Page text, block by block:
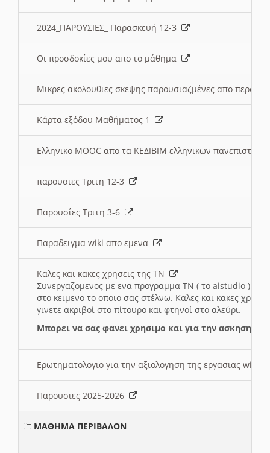
2024_ΠΑΡΟΥΣΙΕΣ_ Παρασκευή 12-3
Οι προσδοκίες μου απο το μάθημα
Μικρες ακολουθιες σκεψης παρουσιαζμένες απο
Κάρτα εξόδου Μαθήματος 1
Ελληνικο MOOC απο τα ΚΕΔΙΒΙΜ ελληνικων
παρουσιες Τριτη 12-3
Παρουσίες Τριτη 3-6
Παραδειγμα wiki απο εμενα
Καλες και κακες χρησεις της ΤΝ
Συνεργαζομενος με ενα προγραμμα ΤΝ ( το aistudio ) και
στο κειμενο το οποιο σας στέλνω. Καλες και κακες
γινετε ακριβοί στο πίτουρο και φτηνοί στο αλεύρι.
Μπορει να σας φανει χρησιμο και για την ασκηση
Ερωτηματολογιο για την αξιολογηση της εργασιας wiki
Παρουσιες 2025-2026
ΜΑΘΗΜΑ ΠΕΡΙΒΑΛΟΝ